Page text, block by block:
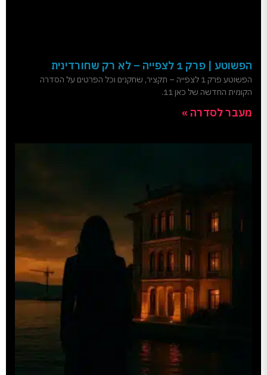
הפשוטע | פרק 1 לצפייה – לא רק שחורדינית
הפשוטע פרק 1 לצפייה – תקציר, שחקנים וכל הפרטים על הסדרה
הקומית החדשה של כאן 11.
מעבר לסדרה »